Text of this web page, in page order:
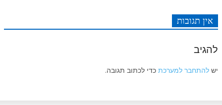
אין תגובות
להגיב
יש להתחבר למערכת כדי לכתוב תגובה.